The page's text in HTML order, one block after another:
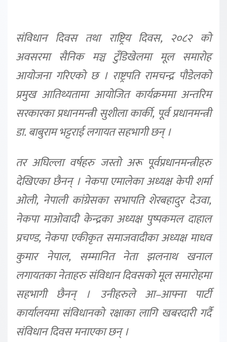
संविधान दिवस तथा राष्ट्रिय दिवस, २०८२ को
अवसरमा सैनिक मञ्च टुँडिखेलमा मूल समारोह
आयोजना गरिएको छ । राष्ट्रपति रामचन्द्र पौडेलको
प्रमुख आतिथ्यतामा आयोजित कार्यक्रममा अन्तरिम
सरकारका प्रधानमन्त्री सुशीला कार्की, पूर्व प्रधानमन्त्री
डा. बाबुराम भट्टराई लगायत सहभागी छन् ।
तर अघिल्ला वर्षहरु जस्तो अरू पूर्वप्रधानमन्त्रीहरु
देखिएका छैनन् । नेकपा एमालेका अध्यक्ष केपी शर्मा
ओली, नेपाली कांग्रेसका सभापति शेरबहादुर देउवा,
नेकपा माओवादी केन्द्रका अध्यक्ष पुष्पकमल दाहाल
प्रचण्ड, नेकपा एकीकृत समाजवादीका अध्यक्ष माधव
कुमार नेपाल, सम्मानित नेता झलनाथ खनाल
लगायतका नेताहरु संविधान दिवसको मूल समारोहमा
सहभागी छैनन् । उनीहरुले आ–आफ्ना पार्टी
कार्यालयमा संविधानको रक्षाका लागि खबरदारी गर्दै
संविधान दिवस मनाएका छन् ।